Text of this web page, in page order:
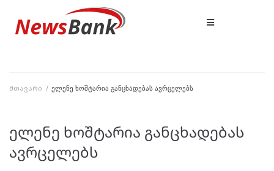
მთავარი / ელენე ხოშტარია განცხადებას ავრცელებს
ელენე ხოშტარია განცხადებას
ავრცელებს